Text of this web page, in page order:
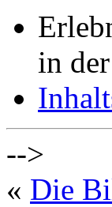
in
-->
« Die